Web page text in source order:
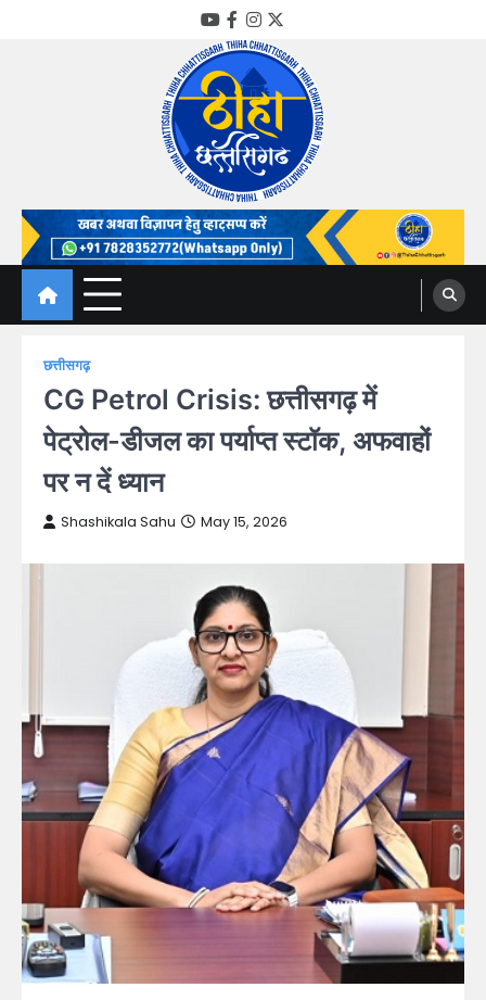
YouTube
Facebook
Instagram
Twitter
Thiha Chhattisgarh
गोठ जन-जन के
छत्तीसगढ़
CG Petrol Crisis: छत्तीसगढ़ में
पेट्रोल-डीजल का पर्याप्त स्टॉक, अफवाहों
पर न दें ध्यान
Shashikala Sahu May 15, 2026